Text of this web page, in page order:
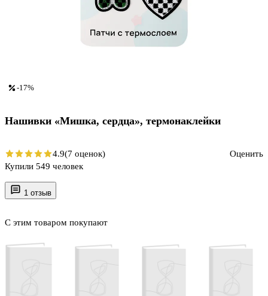
1 отзыв
С этим товаром покупают
-17%
Нашивки «Мишка, сердца», термонаклейки
4.9(7 оценок)
Оценить
Купили 549 человек